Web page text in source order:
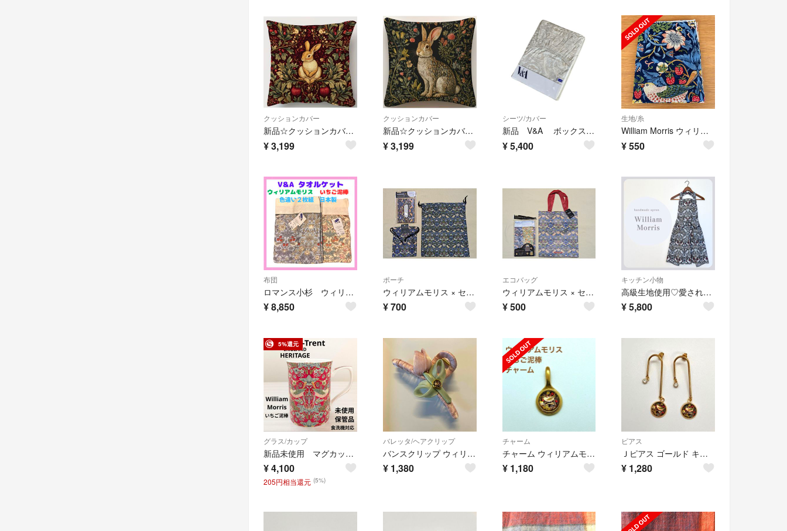
クッションカバー
新品☆クッションカバー☆１点 ☆ウィリアムモリス☆ウサギ×花・果物☆可愛い☆素敵
¥3,199
クッションカバー
新品☆クッションカバー☆１点 ☆ウィリアムモリス☆ウサギ×花柄☆美しいデザイン☆
¥3,199
シーツ/カバー
新品 V&A ボックスシーツ 綿100% 日本製
¥5,400
生地/糸
William Morris ウィリアム・モリス コットン生地 ハギレ 『Strawberry Thief ( いちご泥棒 )』
¥550
布団
ロマンス小杉 ウィリアムモリス タオルケット No.３２ いちご泥棒 2枚
¥8,850
ポーチ
ウィリアムモリス × セリア ティッシュケースドローストリングポーチ 3点セット
¥700
エコバッグ
ウィリアムモリス × セリア PPバッグドローストリングバッグ 2点セット 新品
¥500
キッチン小物
高級生地使用♡愛され ハンドメイドエプロン 大人用 ウィリアムモリス いちご泥棒 モノトーン
¥5,800
5%還元
グラス/カップ
新品未使用 マグカップ いちご泥棒 ウィリアムモリス イギリス製 食洗機対応
¥4,100
205円相当還元 (5%)
バレッタ/ヘアクリップ
バンスクリップ ウィリアムモリス いちご泥棒 ヘアクリップ チューリップ
¥ 1,380
チャーム
チャーム ウィリアムモリス いちご泥棒 ストロベリーシーフ ゴールド
¥ 1,180
ピアス
Ｊピアス ゴールド キラキラ ウィリアムモリス ストロベリーシーフ いちご泥棒
¥ 1,280